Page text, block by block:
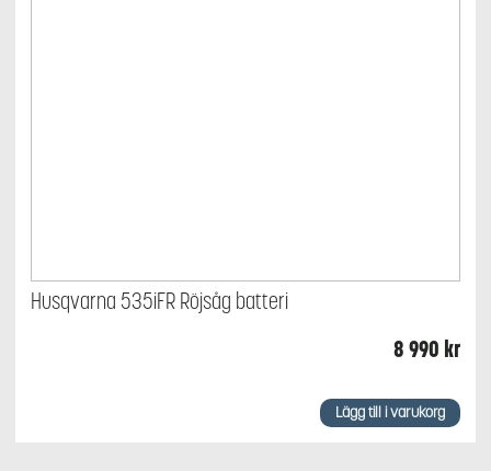
Husqvarna 535iFR Röjsåg batteri
8 990 kr
Lägg till i varukorg